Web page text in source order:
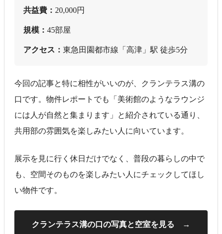
共益費： 20,000円
規模： 45部屋
アクセス： 東急田園都市線「高津」駅 徒歩5分
今回の記事と特に相性がいいのが、クランテラス溝の
口です。物件レポートでも「美術館のようなラウンジ
には人が自然と集まります」と紹介されている通り、
共用部の雰囲気を楽しみたい人に向いています。
展示を見に行く休日だけでなく、普段の暮らしの中で
も、空間そのものを楽しみたい人にチェックしてほし
い物件です。
クランテラス溝の口の写真と空室を見る →